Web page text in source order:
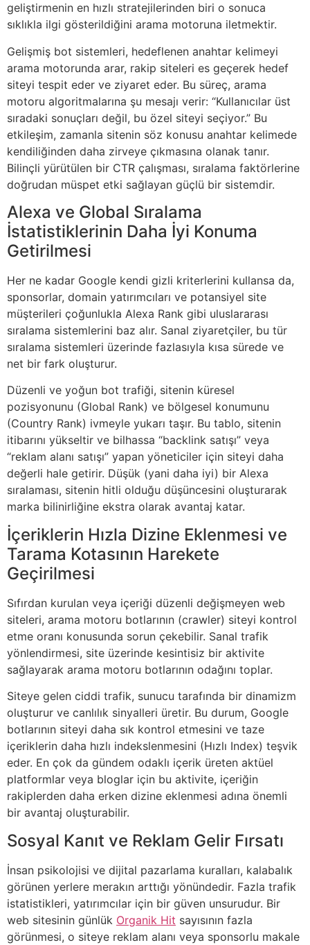
geliştirmenin en hızlı stratejilerinden biri o sonuca
sıklıkla ilgi gösterildiğini arama motoruna iletmektir.
Gelişmiş bot sistemleri, hedeflenen anahtar kelimeyi
arama motorunda arar, rakip siteleri es geçerek hedef
siteyi tespit eder ve ziyaret eder. Bu süreç, arama
motoru algoritmalarına şu mesajı verir: “Kullanıcılar üst
sıradaki sonuçları değil, bu özel siteyi seçiyor.” Bu
etkileşim, zamanla sitenin söz konusu anahtar kelimede
kendiliğinden daha zirveye çıkmasına olanak tanır.
Bilinçli yürütülen bir CTR çalışması, sıralama faktörlerine
doğrudan müspet etki sağlayan güçlü bir sistemdir.
Alexa ve Global Sıralama
İstatistiklerinin Daha İyi Konuma
Getirilmesi
Her ne kadar Google kendi gizli kriterlerini kullansa da,
sponsorlar, domain yatırımcıları ve potansiyel site
müşterileri çoğunlukla Alexa Rank gibi uluslararası
sıralama sistemlerini baz alır. Sanal ziyaretçiler, bu tür
sıralama sistemleri üzerinde fazlasıyla kısa sürede ve
net bir fark oluşturur.
Düzenli ve yoğun bot trafiği, sitenin küresel
pozisyonunu (Global Rank) ve bölgesel konumunu
(Country Rank) ivmeyle yukarı taşır. Bu tablo, sitenin
itibarını yükseltir ve bilhassa “backlink satışı” veya
“reklam alanı satışı” yapan yöneticiler için siteyi daha
değerli hale getirir. Düşük (yani daha iyi) bir Alexa
sıralaması, sitenin hitli olduğu düşüncesini oluşturarak
marka bilinirliğine ekstra olarak avantaj katar.
İçeriklerin Hızla Dizine Eklenmesi ve
Tarama Kotasının Harekete
Geçirilmesi
Sıfırdan kurulan veya içeriği düzenli değişmeyen web
siteleri, arama motoru botlarının (crawler) siteyi kontrol
etme oranı konusunda sorun çekebilir. Sanal trafik
yönlendirmesi, site üzerinde kesintisiz bir aktivite
sağlayarak arama motoru botlarının odağını toplar.
Siteye gelen ciddi trafik, sunucu tarafında bir dinamizm
oluşturur ve canlılık sinyalleri üretir. Bu durum, Google
botlarının siteyi daha sık kontrol etmesini ve taze
içeriklerin daha hızlı indekslenmesini (Hızlı Index) teşvik
eder. En çok da gündem odaklı içerik üreten aktüel
platformlar veya bloglar için bu aktivite, içeriğin
rakiplerden daha erken dizine eklenmesi adına önemli
bir avantaj oluşturabilir.
Sosyal Kanıt ve Reklam Gelir Fırsatı
İnsan psikolojisi ve dijital pazarlama kuralları, kalabalık
görünen yerlere merakın arttığı yönündedir. Fazla trafik
istatistikleri, yatırımcılar için bir güven unsurudur. Bir
web sitesinin günlük Organik Hit sayısının fazla
görünmesi, o siteye reklam alanı veya sponsorlu makale